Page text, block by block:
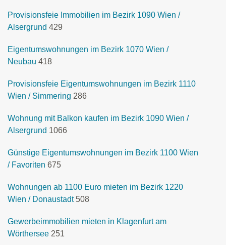
Provisionsfeie Immobilien im Bezirk 1090 Wien /
Alsergrund 429
Eigentumswohnungen im Bezirk 1070 Wien /
Neubau 418
Provisionsfeie Eigentumswohnungen im Bezirk 1110
Wien / Simmering 286
Wohnung mit Balkon kaufen im Bezirk 1090 Wien /
Alsergrund 1066
Günstige Eigentumswohnungen im Bezirk 1100 Wien
/ Favoriten 675
Wohnungen ab 1100 Euro mieten im Bezirk 1220
Wien / Donaustadt 508
Gewerbeimmobilien mieten in Klagenfurt am
Wörthersee 251